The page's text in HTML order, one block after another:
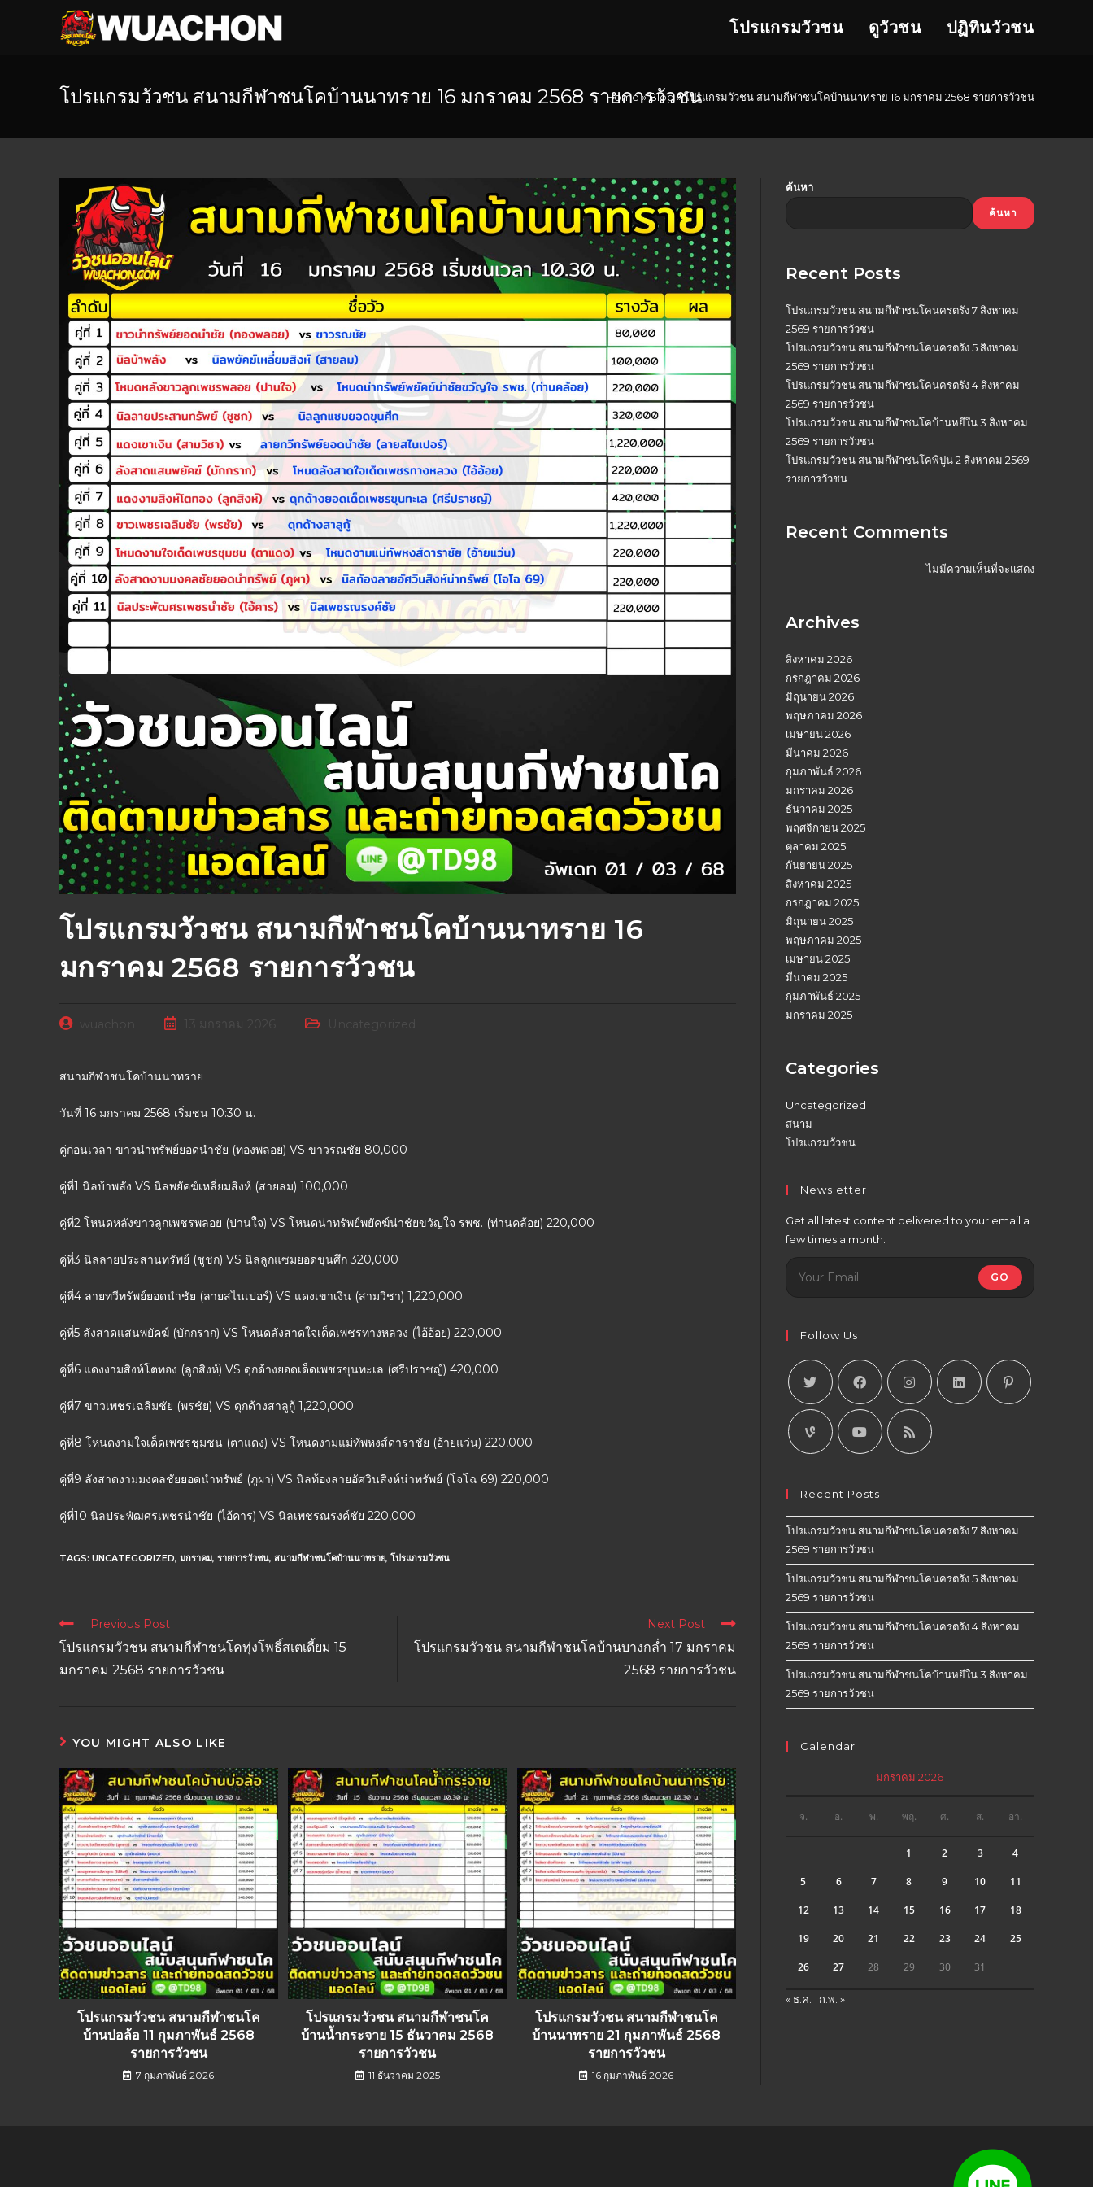
โปรแกรมวัวชน ดูวัวชน ปฏิทินวัวชน
โปรแกรมวัวชน สนามกีฬาชนโคบ้านนาทราย 16 มกราคม 2568 รายการวัวชน
Home»Blog»โปรแกรมวัวชน สนามกีฬาชนโคบ้านนาทราย 16 มกราคม 2568 รายการวัวชน
โปรแกรมวัวชน สนามกีฬาชนโคบ้านนาทราย 16
มกราคม 2568 รายการวัวชน
Uncategorized
สนามกีฬาชนโคบ้านนาทราย
วันที่ 16 มกราคม 2568 เริ่มชน 10:30 น.
คู่ก่อนเวลา ขาวนำทรัพย์ยอดนำชัย (ทองพลอย) VS ขาวรณชัย 80,000
คู่ที่1 นิลบ้าพลัง VS นิลพยัคฆ์เหลี่ยมสิงห์ (สายลม) 100,000
คู่ที่2 โหนดหลังขาวลูกเพชรพลอย (ปานใจ) VS โหนดน่าทรัพย์พยัคฆ์น่าชัยขวัญใจ รพช. (ท่านคล้อย) 220,000
คู่ที่3 นิลลายประสานทรัพย์ (ชูชก) VS นิลลูกแซมยอดขุนศึก 320,000
คู่ที่4 ลายทวีทรัพย์ยอดนำชัย (ลายสไนเปอร์) VS แดงเขาเงิน (สามวิชา) 1,220,000
คู่ที่5 ลังสาดแสนพยัคฆ์ (บักกราก) VS โหนดลังสาดใจเด็ดเพชรทางหลวง (ไอ้อ้อย) 220,000
คู่ที่6 แดงงามสิงห์โตทอง (ลูกสิงห์) VS ดุกด้างยอดเด็ดเพชรขุนทะเล (ศรีปราชญ์) 420,000
คู่ที่7 ขาวเพชรเฉลิมชัย (พรชัย) VS ดุกด้างสาลูกู้ 1,220,000
คู่ที่8 โหนดงามใจเด็ดเพชรชุมชน (ตาแดง) VS โหนดงามแม่ทัพหงส์ดาราชัย (อ้ายแว่น) 220,000
คู่ที่9 ลังสาดงามมงคลชัยยอดนำทรัพย์ (ภูผา) VS นิลท้องลายอัศวินสิงห์น่าทรัพย์ (โจโฉ 69) 220,000
คู่ที่10 นิลประพัฒศรเพชรนำชัย (ไอ้คาร) VS นิลเพชรณรงค์ชัย 220,000
TAGS: UNCATEGORIZED, มกราคม, รายการวัวชน, สนามกีฬาชนโคบ้านนาทราย, โปรแกรมวัวชน
Previous Post
โปรแกรมวัวชน สนามกีฬาชนโคทุ่งโพธิ์สเตเดี้ยม 15
มกราคม 2568 รายการวัวชน
Next Post
โปรแกรมวัวชน สนามกีฬาชนโคบ้านบางกล่ำ 17 มกราคม
2568 รายการวัวชน
YOU MIGHT ALSO LIKE
โปรแกรมวัวชน สนามกีฬาชนโค
บ้านบ่อล้อ 11 กุมภาพันธ์ 2568
รายการวัวชน
7 กุมภาพันธ์ 2026
โปรแกรมวัวชน สนามกีฬาชนโค
บ้านน้ำกระจาย 15 ธันวาคม 2568
รายการวัวชน
11 ธันวาคม 2025
โปรแกรมวัวชน สนามกีฬาชนโค
บ้านนาทราย 21 กุมภาพันธ์ 2568
รายการวัวชน
16 กุมภาพันธ์ 2026
ค้นหา
ค้นหา
Recent Posts
โปรแกรมวัวชน สนามกีฬาชนโคนครตรัง 7 สิงหาคม
2569 รายการวัวชน
โปรแกรมวัวชน สนามกีฬาชนโคนครตรัง 5 สิงหาคม
2569 รายการวัวชน
โปรแกรมวัวชน สนามกีฬาชนโคนครตรัง 4 สิงหาคม
2569 รายการวัวชน
โปรแกรมวัวชน สนามกีฬาชนโคบ้านหยีใน 3 สิงหาคม
2569 รายการวัวชน
โปรแกรมวัวชน สนามกีฬาชนโคพิปูน 2 สิงหาคม 2569
รายการวัวชน
Recent Comments
ไม่มีความเห็นที่จะแสดง
Archives
สิงหาคม 2026
กรกฎาคม 2026
มิถุนายน 2026
พฤษภาคม 2026
เมษายน 2026
มีนาคม 2026
กุมภาพันธ์ 2026
มกราคม 2026
ธันวาคม 2025
พฤศจิกายน 2025
ตุลาคม 2025
กันยายน 2025
สิงหาคม 2025
กรกฎาคม 2025
มิถุนายน 2025
พฤษภาคม 2025
เมษายน 2025
มีนาคม 2025
กุมภาพันธ์ 2025
มกราคม 2025
Categories
Uncategorized
สนาม
โปรแกรมวัวชน
Newsletter
Get all latest content delivered to your email a
few times a month.
GO
Follow Us
Recent Posts
โปรแกรมวัวชน สนามกีฬาชนโคนครตรัง 7 สิงหาคม
2569 รายการวัวชน
โปรแกรมวัวชน สนามกีฬาชนโคนครตรัง 5 สิงหาคม
2569 รายการวัวชน
โปรแกรมวัวชน สนามกีฬาชนโคนครตรัง 4 สิงหาคม
2569 รายการวัวชน
โปรแกรมวัวชน สนามกีฬาชนโคบ้านหยีใน 3 สิงหาคม
2569 รายการวัวชน
Calendar
มกราคม 2026
จ. อ. พ. พฤ. ศ. ส. อา.
1 2 3 4
5 6 7 8 9 10 11
12 13 14 15 16 17 18
19 20 21 22 23 24 25
26 27 28 29 30 31
« ธ.ค. ก.พ. »